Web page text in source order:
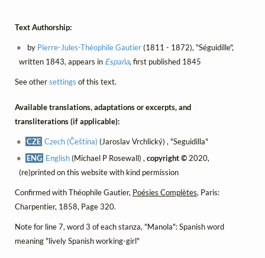
Text Authorship:
by Pierre-Jules-Théophile Gautier(1811 - 1872), "Séguidille",
written 1843, appears in España, first published 1845
See othersettings of this text.
Available translations, adaptations or excerpts, and
transliterations (if applicable):
CZE Czech (Čeština) (Jaroslav Vrchlický) , "Seguidilla"
ENG English(Michael P Rosewall) ,copyright © 2020,
(re)printed on this website with kind permission
Confirmed with Théophile Gautier, Poésies Complètes, Paris:
Charpentier, 1858, Page 320.
Note for line 7, word 3 of each stanza, "Manola": Spanish word
meaning "lively Spanish working-girl"